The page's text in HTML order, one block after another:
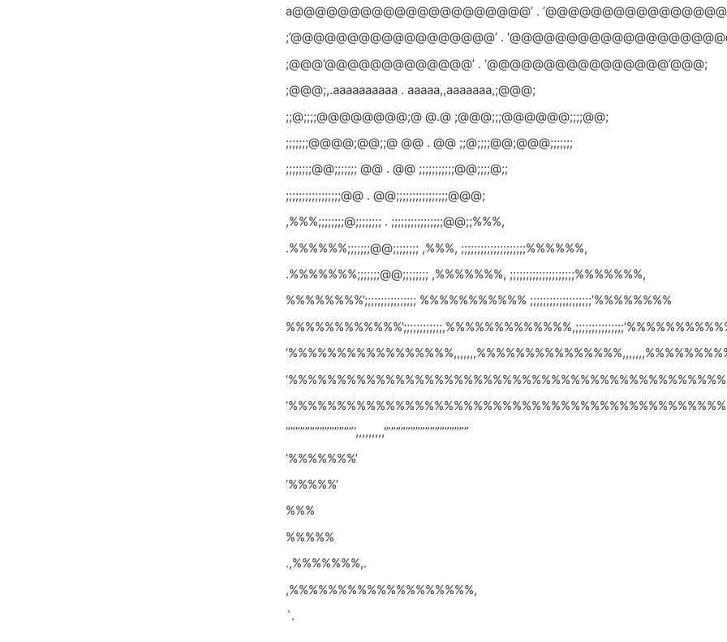
a@@@@@@@@@@@@@@@@@@@@@’ .
;’@@@@@@@@@@@@@@@@@@’ .
;@@@’@@@@@@@@@@@@@’ . ‘@@@@@@@@@@@@@@@@’@@@;
;@@@;,.aaaaaaaaaa . aaaaa,,aaaaaaa,;@@@;
;;@;;;;@@@@@@@@;@ @.@ ;@@@;;;@@@@@@;;;;@@;
;;;;;;;@@@@;@@;;@ @@ . @@ ;;@;;;;@@;@@@;;;;;;;
;;;;;;;;@@;;;;;;; @@ . @@ ;;;;;;;;;;;@@;;;;@;;
;;;;;;;;;;;;;;;;;@@ . @@;;;;;;;;;;;;;;;;@@@;
,%%%;;;;;;;;@;;;;;;;; . ;;;;;;;;;;;;;;;;@@;;%%%,
.%%%%%%;;;;;;;@@;;;;;;;; ,%%%, ;;;;;;;;;;;;;;;;;;;;%%%%%%,
.%%%%%%%;;;;;;;@@;;;;;;;; ,%%%%%%%, ;;;;;;;;;;;;;;;;;;;;%%%%%%%,
%%%%%%%%’;;;;;;;;;;;;;;;; %%%%%%%%%%% ;;;;;;;;;;;;;;;;;;;’%%%%%%%%
“”””””””””””””‘,,,,,,,,,'”””””””””””””””””
‘%%%%%%%’
‘%%%%%’
%%%
%%%%%
.,%%%%%%%,.
,%%%%%%%%%%%%%%%%%%%,
`.